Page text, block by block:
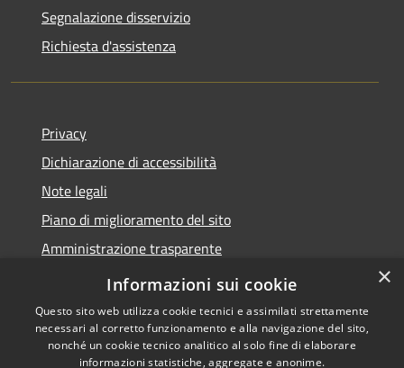
Segnalazione disservizio
Richiesta d'assistenza
Privacy
Dichiarazione di accessibilità
Note legali
Piano di miglioramento del sito
Amministrazione trasparente
Albo Pretorio
×
Informazioni sui cookie
Questo sito web utilizza cookie tecnici e assimilati strettamente
necessari al corretto funzionamento e alla navigazione del sito,
nonché un cookie tecnico analitico al solo fine di elaborare
informazioni statistiche, aggregate e anonime.